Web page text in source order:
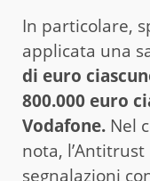
In particolare,
applicata una
di euro
800.000 euro
Vodafone. Nel
nota,
segnalazioni